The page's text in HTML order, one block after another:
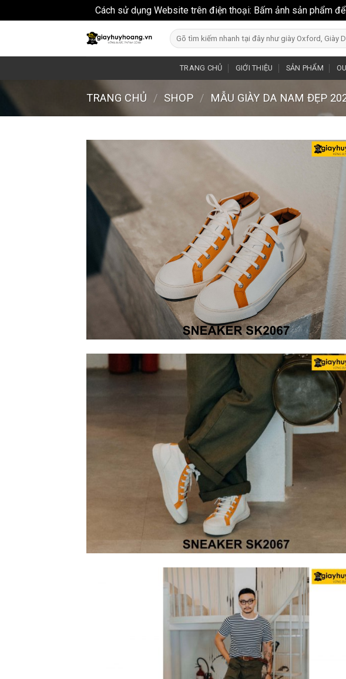
Cách sử dụng Website trên điện thoại: Bấm ảnh sản phẩm
content
Search
for:
TRANG CHỦ GIỚI THIỆU SẢN PHẨM
TRANG CHỦ / SHOP / MẪU GIÀY DA NAM ĐẸP